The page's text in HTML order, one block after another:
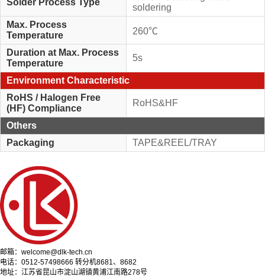
soldering
Max. Process
Temperature
260℃
Duration at Max. Process
Temperature
5s
Environment Characteristic
RoHS / Halogen Free
(HF) Compliance
RoHS&HF
Others
Packaging
TAPE&REEL/TRAY
邮箱：welcome@dlk-tech.cn
电话：0512-57498666 转分机8681、8682
地址：江苏省昆山市淀山湖镇黄浦江南路278号